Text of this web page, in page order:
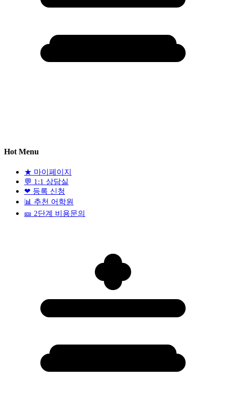
Hot Menu
★ 마이페이지
💬 1:1 상담실
❤ 등록 신청
📊 추천 어학원
🎫 2단계 비용문의